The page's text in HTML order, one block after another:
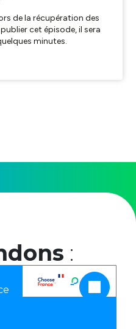
: